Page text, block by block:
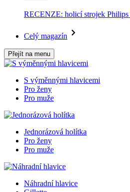
RECENZE: holicí strojek Philips
Celý magazín
Přejít na menu
S výměnnými hlavicemi
Pro ženy
Pro muže
Jednorázová holítka
Pro ženy
Pro muže
Náhradní hlavice